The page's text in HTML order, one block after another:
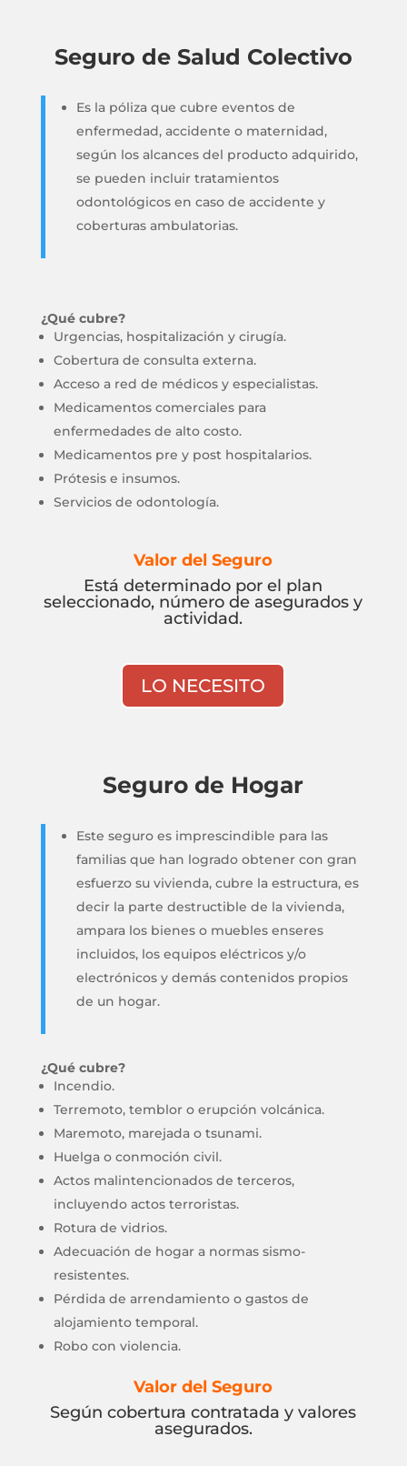
Seguro de Salud Colectivo
Es la póliza que cubre eventos de
enfermedad, accidente o maternidad,
según los alcances del producto adquirido,
se pueden incluir tratamientos
odontológicos en caso de accidente y
coberturas ambulatorias.
¿Qué cubre?
Urgencias, hospitalización y cirugía.
Cobertura de consulta externa.
Acceso a red de médicos y especialistas.
Medicamentos comerciales para
enfermedades de alto costo.
Medicamentos pre y post hospitalarios.
Prótesis e insumos.
Servicios de odontología.
Valor del Seguro
Está determinado por el plan
seleccionado, número de asegurados y
actividad.
LO NECESITO
Seguro de Hogar
Este seguro es imprescindible para las
familias que han logrado obtener con gran
esfuerzo su vivienda, cubre la estructura, es
decir la parte destructible de la vivienda,
ampara los bienes o muebles enseres
incluidos, los equipos eléctricos y/o
electrónicos y demás contenidos propios
de un hogar.
¿Qué cubre?
Incendio.
Terremoto, temblor o erupción volcánica.
Maremoto, marejada o tsunami.
Huelga o conmoción civil.
Actos malintencionados de terceros,
incluyendo actos terroristas.
Rotura de vidrios.
Adecuación de hogar a normas sismo-
resistentes.
Pérdida de arrendamiento o gastos de
alojamiento temporal.
Robo con violencia.
Valor del Seguro
Según cobertura contratada y valores
asegurados.